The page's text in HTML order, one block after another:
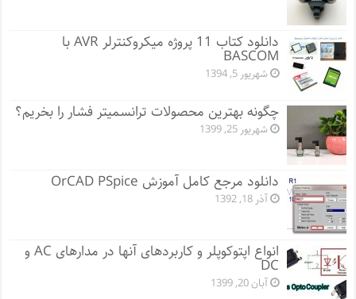
دانلود کتاب 11 پروژه میکروکنترلر AVR با
BASCOM
شهریور 5, 1394
چگونه بهترین محصولات ترانسمیتر فشار را بخریم؟
شهریور 25, 1399
دانلود مرجع کامل آموزش OrCAD PSpice
آذر 18, 1392
انواع اپتوکوپلر و کاربردهای آنها در مدارهای AC و
DC
آبان 20, 1399